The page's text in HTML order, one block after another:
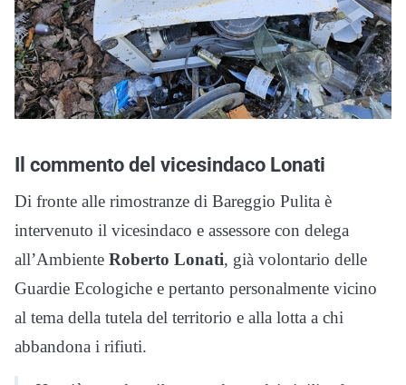
Il commento del vicesindaco Lonati
Di fronte alle rimostranze di Bareggio Pulita è
intervenuto il vicesindaco e assessore con delega
all’Ambiente Roberto Lonati, già volontario delle
Guardie Ecologiche e pertanto personalmente vicino
al tema della tutela del territorio e alla lotta a chi
abbandona i rifiuti.